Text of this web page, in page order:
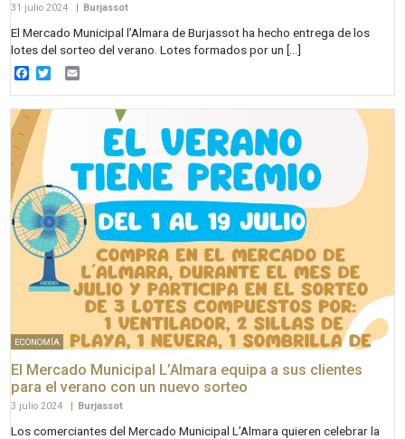
31 julio 2024 | Burjassot
El Mercado Municipal l’Almara de Burjassot ha hecho entrega de los
lotes del sorteo del verano. Lotes formados por un […]
Facebook
Twitter
ECONOMÍA
El Mercado Municipal L’Almara equipa a sus clientes
para el verano con un nuevo sorteo
3 julio 2024 | Burjassot
Los comerciantes del Mercado Municipal L’Almara quieren celebrar la